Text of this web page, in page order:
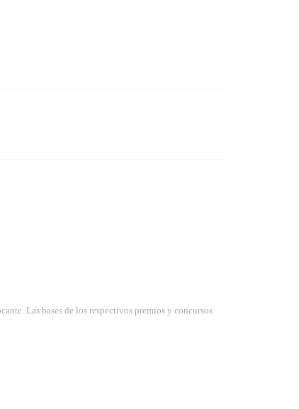
Las bases de los respectivos premios y concursos